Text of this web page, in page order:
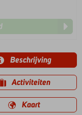
Beschrijving
Activiteiten
Kaart